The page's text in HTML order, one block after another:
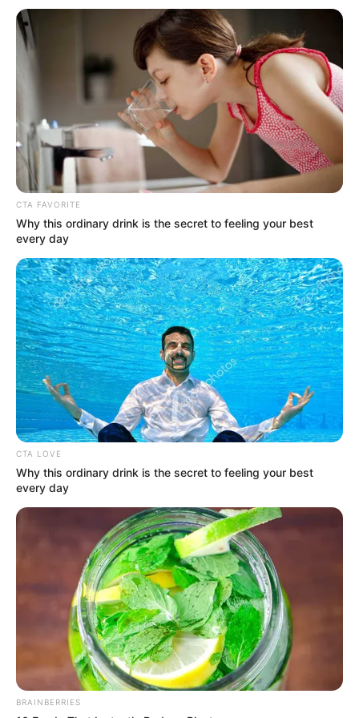
Le Tirage gagnant du pronostic
en or de Logic-Prono
Les meilleurs de ces pronostics sont sur la toute
nouvelle version du logiciel 100 % gratuitLogic-
Prono V3. Vous n’avez plus qu’à les sélectionner et
l’unique et super logiciel du Tiercé Quarté Quinté du
jour en fera la synthèse, ce qui sera peut-être le
meilleur pronostic PMU gagnant.
CTA FAVORITE
Why this ordinary drink is the secret to feeling your best
every day
CTA LOVE
Why this ordinary drink is the secret to feeling your best
every day
BRAINBERRIES